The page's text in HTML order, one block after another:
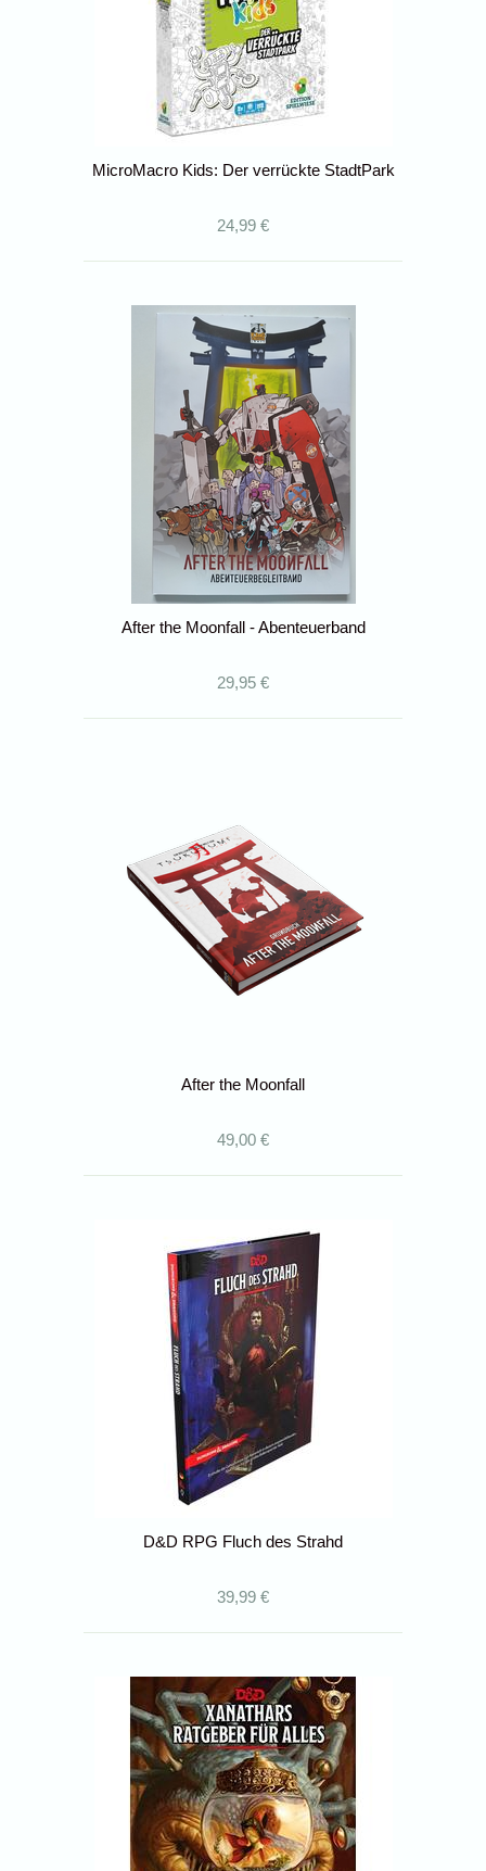
MicroMacro Kids: Der verrückte StadtPark
24,99 €
After the Moonfall - Abenteuerband
29,95 €
After the Moonfall
49,00 €
D&D RPG Fluch des Strahd
39,99 €